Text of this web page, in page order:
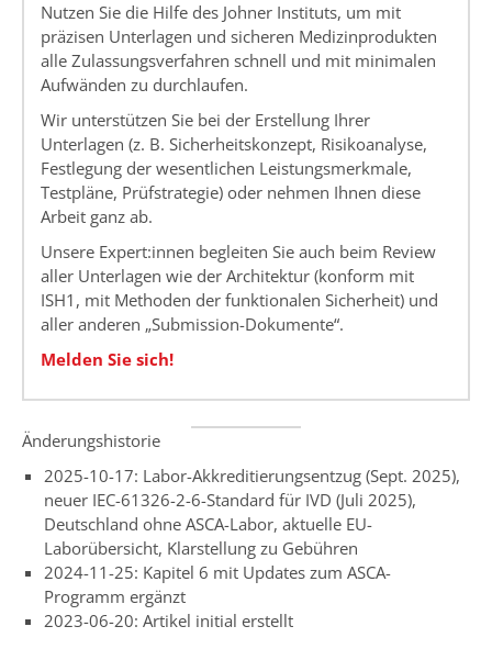
Nutzen Sie die Hilfe des Johner Instituts, um mit
präzisen Unterlagen und sicheren Medizinprodukten
alle Zulassungsverfahren schnell und mit minimalen
Aufwänden zu durchlaufen.
Wir unterstützen Sie bei der Erstellung Ihrer
Unterlagen (z. B. Sicherheitskonzept, Risikoanalyse,
Festlegung der wesentlichen Leistungsmerkmale,
Testpläne, Prüfstrategie) oder nehmen Ihnen diese
Arbeit ganz ab.
Unsere Expert:innen begleiten Sie auch beim Review
aller Unterlagen wie der Architektur (konform mit
ISH1, mit Methoden der funktionalen Sicherheit) und
aller anderen „Submission-Dokumente“.
Melden Sie sich!
Änderungshistorie
2025-10-17: Labor-Akkreditierungsentzug (Sept. 2025),
neuer IEC-61326-2-6-Standard für IVD (Juli 2025),
Deutschland ohne ASCA-Labor, aktuelle EU-
Laborübersicht, Klarstellung zu Gebühren
2024-11-25: Kapitel 6 mit Updates zum ASCA-
Programm ergänzt
2023-06-20: Artikel initial erstellt